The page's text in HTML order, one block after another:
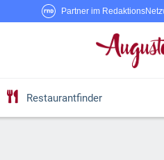
Partner im
Restaurantfinder